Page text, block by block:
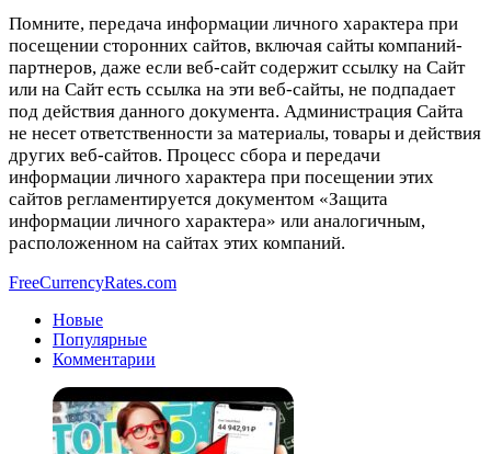
Помните, передача информации личного характера при
посещении сторонних сайтов, включая сайты компаний-
партнеров, даже если веб-сайт содержит ссылку на Сайт
или на Сайт есть ссылка на эти веб-сайты, не подпадает
под действия данного документа. Администрация Сайта
не несет ответственности за материалы, товары и действия
других веб-сайтов. Процесс сбора и передачи
информации личного характера при посещении этих
сайтов регламентируется документом «Защита
информации личного характера» или аналогичным,
расположенном на сайтах этих компаний.
FreeCurrencyRates.com
Новые
Популярные
Комментарии